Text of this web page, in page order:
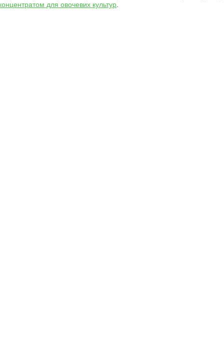
для овочевих культур